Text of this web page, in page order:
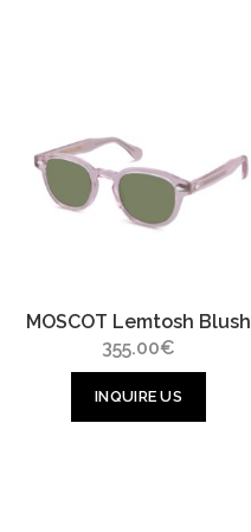
MOSCOT Lemtosh Blush
355.00€
INQUIRE US